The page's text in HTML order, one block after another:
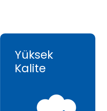
Yüksek
Kalite